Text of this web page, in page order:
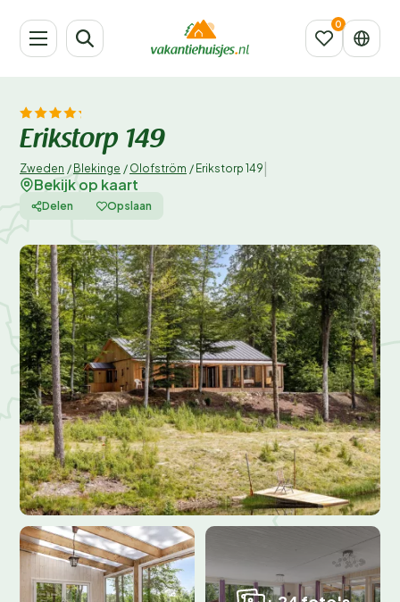
Erikstorp 149
Zweden / Blekinge / Olofström / Erikstorp 149
Bekijk op kaart
Delen Opslaan